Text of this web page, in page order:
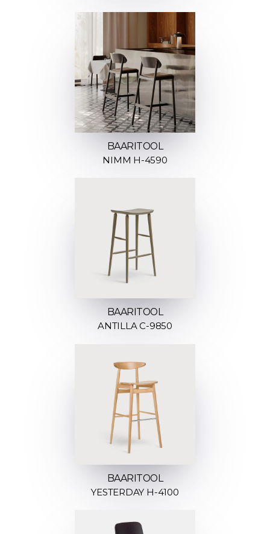
BAARITOOL
NIMM H-4590
BAARITOOL
ANTILLA C-9850
BAARITOOL
YESTERDAY H-4100